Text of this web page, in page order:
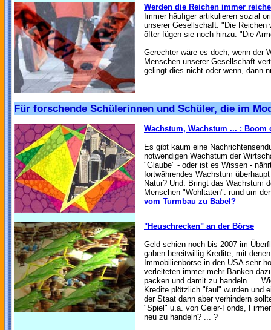
Werden die Reichen immer
Immer häufiger artikulieren sozial
unserer Gesellschaft: "Die Reichen
öfter fügen sie noch hinzu: "Die
Gerechter wäre es doch, wenn der
Menschen unserer Gesellschaft
gelingt dies nicht oder wenn, dann
Für forschende Schülerinnen und Schüler, die im
Wachstum, Wachstum ... : Boom
Es gibt kaum eine
notwendigen Wachstum der
"Glaube" - oder ist es Wissen -
fortwährendes Wachstum
Natur? Und: Bringt das Wachstum
Menschen "Wohltaten": rund um
vom Turmbau zu Babel?
"Heuschrecken" an der Börse
Geld schien noch bis 2007 im
gaben bereitwillig Kredite, mit
Immobilienbörse in den USA sehr
verleiteten immer mehr Banken
packen und damit zu handeln. ...
Kredite plötzlich "faul" wurden und
der Staat dann aber verhindern
"Spiel" u.a. von Geier-Fonds,
neu zu handeln? ... ?